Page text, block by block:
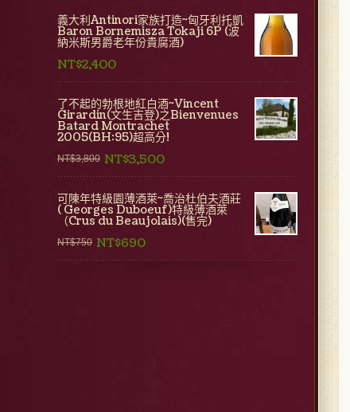
義大利Antinori家族打造~匈牙利托凱
Baron Bornemisza Tokaji 6P (波
納米斯男爵老年份貴腐酒)
NT$2,400
了不起的勃根地紅白酒~Vincent
Girardin(文生吉登)之Bienvenues
Batard Montrachet
2005(BH:95)超高分!
NT$3,800 NT$3,500
可陳年特級園薄酒萊~喬治杜伯夫酒莊
( Georges Duboeuf)特級薄酒萊
（Crus du Beaujolais)(售完)
NT$750 NT$690